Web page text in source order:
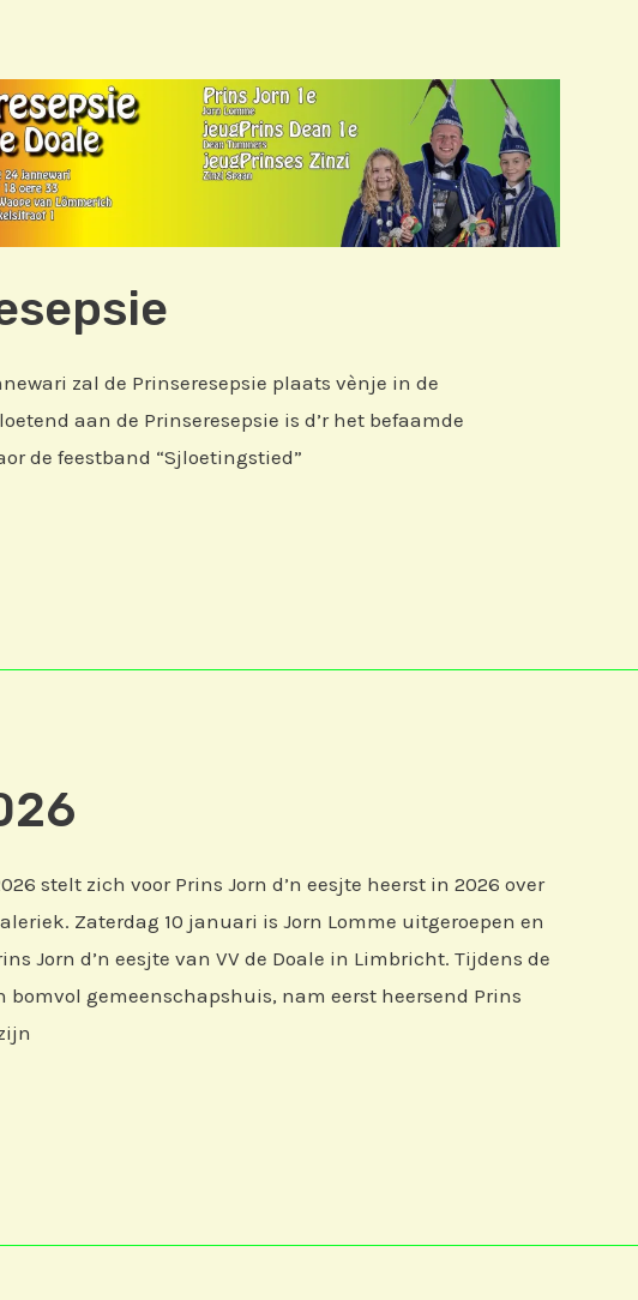
zal de Prinseresepsie plaats vènje in de
aan de Prinseresepsie is d’r het befaamde
de feestband “Sjloetingstied”
stelt zich voor Prins Jorn d’n eesjte heerst in 2026 over
Zaterdag 10 januari is Jorn Lomme uitgeroepen en
Jorn d’n eesjte van VV de Doale in Limbricht. Tijdens de
bomvol gemeenschapshuis, nam eerst heersend Prins